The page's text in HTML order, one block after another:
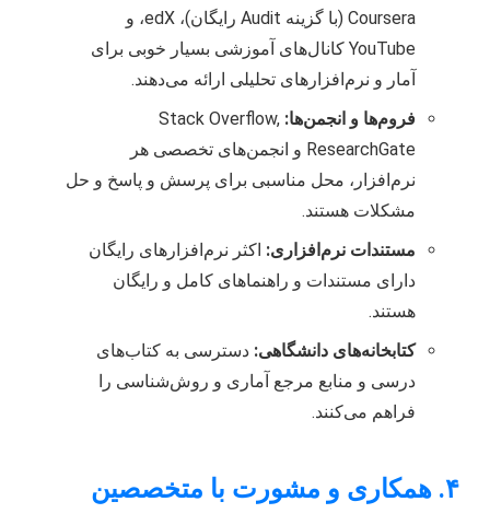
Coursera (با گزینه Audit رایگان)، edX، و
YouTube کانال‌های آموزشی بسیار خوبی برای
آمار و نرم‌افزارهای تحلیلی ارائه می‌دهند.
فروم‌ها و انجمن‌ها: Stack Overflow,
ResearchGate و انجمن‌های تخصصی هر
نرم‌افزار، محل مناسبی برای پرسش و پاسخ و حل
مشکلات هستند.
مستندات نرم‌افزاری: اکثر نرم‌افزارهای رایگان
دارای مستندات و راهنماهای کامل و رایگان
هستند.
کتابخانه‌های دانشگاهی: دسترسی به کتاب‌های
درسی و منابع مرجع آماری و روش‌شناسی را
فراهم می‌کنند.
۴. همکاری و مشورت با متخصصین